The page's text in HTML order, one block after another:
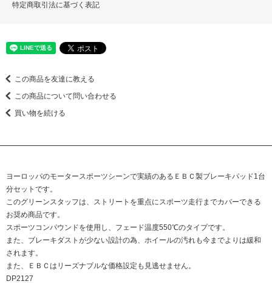
特定商取引法に基づく表記
この商品を友達に教える
この商品について問い合わせる
買い物を続ける
ヨーロッパのモータースポーツシーンで実績のあるＥＢＣ製ブレーキパッド1台
分セットです。
このグリーンスタッフは、ストリートを重点にスポーツ走行までカバーできる
お奨め商品です。
スポーツコンパウンドを使用し、フェード温度550℃のタイプです。
また、ブレーキダストが少ない設計の為、ホイールの汚れも今までよりは緩和
されます。
また、ＥＢＣはリーズナブルな価格設定も見逃せません。
DP2127